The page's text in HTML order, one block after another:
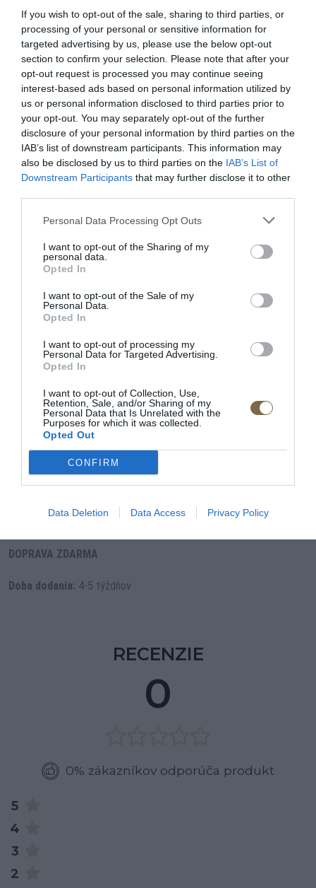
If you wish to opt-out of the sale, sharing to third parties, or
processing of your personal or sensitive information for
targeted advertising by us, please use the below opt-out
section to confirm your selection. Please note that after your
opt-out request is processed you may continue seeing
interest-based ads based on personal information utilized by
us or personal information disclosed to third parties prior to
your opt-out. You may separately opt-out of the further
disclosure of your personal information by third parties on the
IAB’s list of downstream participants. This information may
also be disclosed by us to third parties on the IAB’s List of
Downstream Participants that may further disclose it to other
Personal Data Processing Opt Outs
I want to opt-out of the Sharing of my
personal data.
Opted In
I want to opt-out of the Sale of my
Personal Data.
Opted In
I want to opt-out of processing my
Personal Data for Targeted Advertising.
Opted In
I want to opt-out of Collection, Use,
Retention, Sale, and/or Sharing of my
Personal Data that Is Unrelated with the
Purposes for which it was collected.
Opted Out
CONFIRM
Data Deletion Data Access Privacy Policy
Calvaro
sed pevná
Látkový taburet Calvaro
POPIS PRODUKTU
Výška opierky:87 cm
Výška sedu:49 cm
nohy metalové (12 cm /chrom, metal)
sedák: veľmi pružná pena + čalúnené pásy
opierka: pružné pásy + silikónová vata
DOPRAVA ZDARMA
Doba dodania: 4-5 týždňov
RECENZIE
0
0% zákazníkov odporúča produkt
5
4
3
2